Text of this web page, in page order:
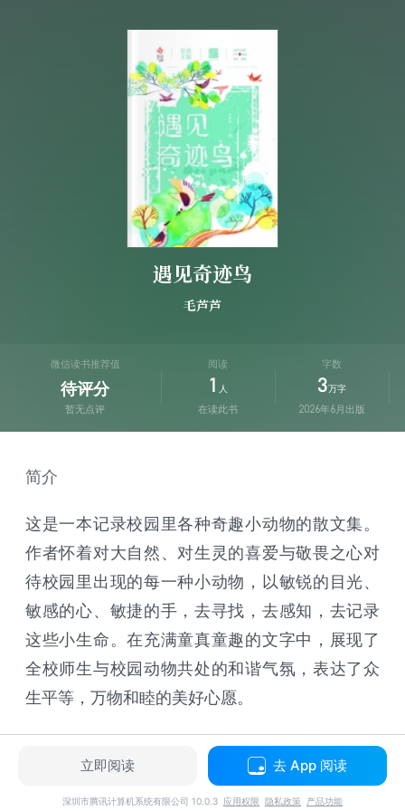
遇见奇迹鸟
毛芦芦
微信读书推荐值
待评分
暂无点评
阅读
1 人
在读此书
字数
3 万字
2026年6月出版
简介
这是一本记录校园里各种奇趣小动物的散文集。
作者怀着对大自然、对生灵的喜爱与敬畏之心对
待校园里出现的每一种小动物，以敏锐的目光、
敏感的心、敏捷的手，去寻找，去感知，去记录
这些小生命。在充满童真童趣的文字中，展现了
全校师生与校园动物共处的和谐气氛，表达了众
生平等，万物和睦的美好心愿。
立即阅读 去 App 阅读
深圳市腾讯计算机系统有限公司 10.0.3 应用权限 隐私政策 产品功能